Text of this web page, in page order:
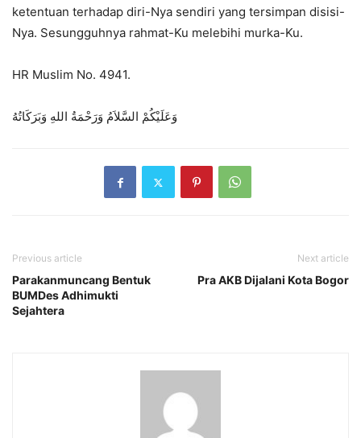
ketentuan terhadap diri-Nya sendiri yang tersimpan disisi-
Nya. Sesungguhnya rahmat-Ku melebihi murka-Ku.
HR Muslim No. 4941.
وَعَلَيْكُمْ السَّلاَمُ وَرَحْمَةُ اللهِ وَبَرَكَاتُهُ
Previous article
Parakanmuncang Bentuk
BUMDes Adhimukti
Sejahtera
Next article
Pra AKB Dijalani Kota Bogor